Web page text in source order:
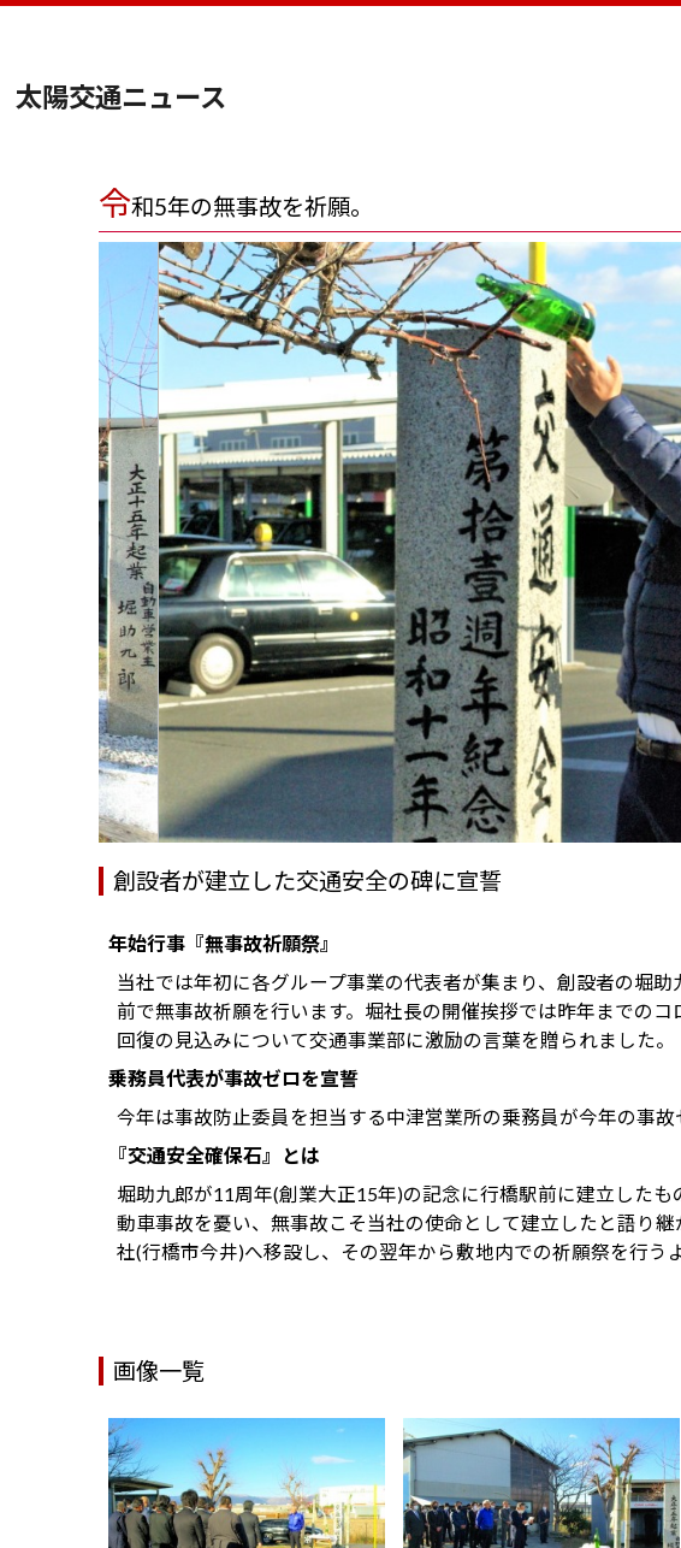
太陽交通ニュース
令和5年の無事故を祈願。
創設者が建立した交通安全の碑に宣誓
年始行事『無事故祈願祭』
当社では年初に各グループ事業の代表者が集まり、創設者の堀
前で無事故祈願を行います。堀社長の開催挨拶では昨年までの
回復の見込みについて交通事業部に激励の言葉を贈られました。
乗務員代表が事故ゼロを宣誓
今年は事故防止委員を担当する中津営業所の乗務員が今年の事故
『交通安全確保石』とは
堀助九郎が11周年(創業大正15年)の記念に行橋駅前に建立した
動車事故を憂い、無事故こそ当社の使命として建立したと語り
社(行橋市今井)へ移設し、その翌年から敷地内での祈願祭を行う
画像一覧